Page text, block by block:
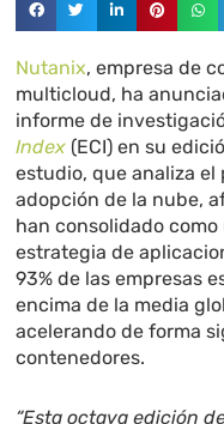
Nutanix, empresa de
multicloud, ha
informe de
Index (ECI) en su
estudio, que analiza el
adopción de la nube,
han consolidado
estrategia de
93% de las empresas
encima de la media
acelerando de forma
contenedores.
“Esta octava edición